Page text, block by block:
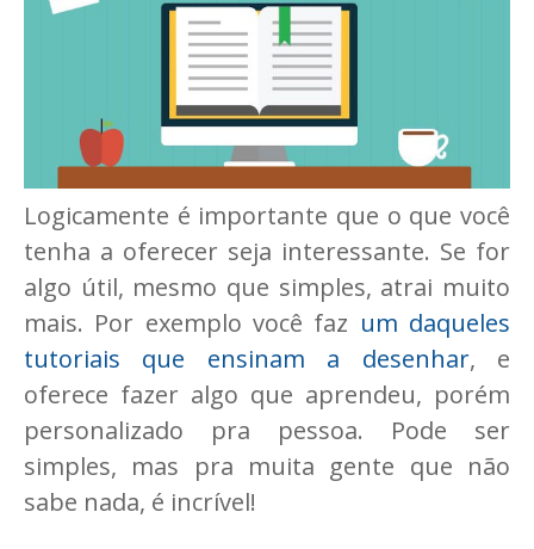
Logicamente é importante que o que você
tenha a oferecer seja interessante. Se for
algo útil, mesmo que simples, atrai muito
mais. Por exemplo você faz um daqueles
tutoriais que ensinam a desenhar, e
oferece fazer algo que aprendeu, porém
personalizado pra pessoa. Pode ser
simples, mas pra muita gente que não
sabe nada, é incrível!